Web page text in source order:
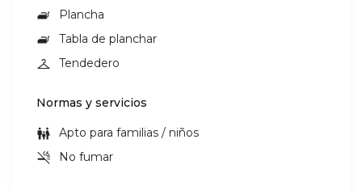
Plancha
Tabla de planchar
Tendedero
Normas y servicios
Apto para familias / niños
No fumar